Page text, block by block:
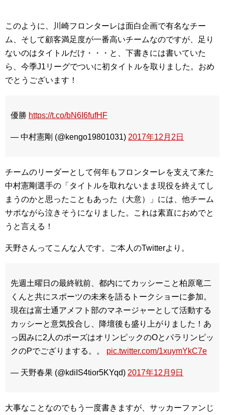
このように、川崎フロンターレは面白企画で有名なチー
ム、そして顧客満足度が一番高いチームなのですが、足り
ないのはタイトルだけ・・・と、下書きには書いていた
ら、今季J1リーグでついに初タイトルを取りました。おめ
でとうございます！
優勝 https://t.co/bN6I6fufHF
— 中村憲剛 (@kengo19801031) 2017年12月2日
チームのリーダーとして何年もフロンターレを支えて来た
中村憲剛選手の「タイトルを取れないまま現役を終えてし
まうのかと思ったこともあった（大意）」には、他チーム
サポながら泣きそうになりました。これは素直におめでと
うと言える！
天野さんってこんな人です。ご本人のTwitterより。
先週土曜日の最終戦前、都内にてカッシーこと柏原竜二
くんと共にスポーツの未来を語るトークショーに参加。
現在は富士通アメフト部のマネージャーとして活動する
カッシーと意気投合し、降壇後も盛り上がりました！あ
っ因みに2人のポーズはオリンピックのOとパラリンピッ
クのPでござりまする。。 pic.twitter.com/1xuymYkC7e
— 天野春果 (@kdiIS4tior5KYqd) 2017年12月9日
大事なことなのでもう一度書きますが、サッカーファンじ